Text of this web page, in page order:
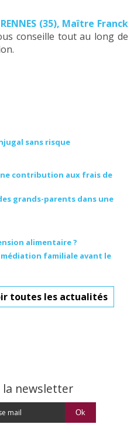
(35), Maître Franck
conseille tout au long de
sans risque
contribution aux frais de
grands-parents dans une
alimentaire ?
familiale avant le
toutes les actualités
newsletter